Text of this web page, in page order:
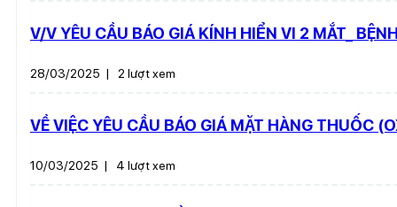
V/V YÊU CẦU BÁO GIÁ KÍNH HIỂN VI 2 MẮT_
28/03/2025 | 2 lượt xem
VỀ VIỆC YÊU CẦU BÁO GIÁ MẶT HÀNG THUỐC
10/03/2025 | 4 lượt xem